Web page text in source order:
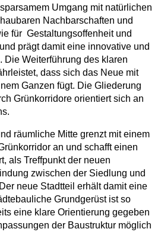
Umgang mit natürlichen
Nachbarschaften und
für Gestaltungsoffenheit und
prägt damit eine innovative und
Die Weiterführung des klaren
dass sich das Neue mit
Ganzen fügt. Die Gliederung
Grünkorridore orientiert sich an
räumliche Mitte grenzt mit einem
an und schafft einen
als Treffpunkt der neuen
zwischen der Siedlung und
neue Stadtteil erhält damit eine
Grundgerüst ist so
eine klare Orientierung gegeben
der Baustruktur möglich